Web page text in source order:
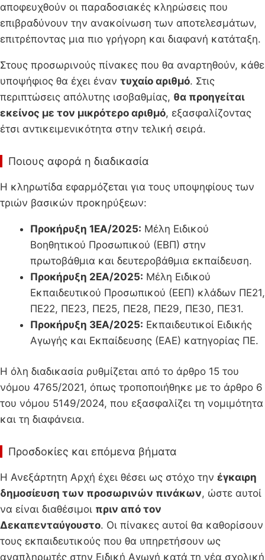
αποφευχθούν οι παραδοσιακές κληρώσεις που
επιβραδύνουν την ανακοίνωση των αποτελεσμάτων,
επιτρέποντας μια πιο γρήγορη και διαφανή κατάταξη.
Στους προσωρινούς πίνακες που θα αναρτηθούν, κάθε
υποψήφιος θα έχει έναν τυχαίο αριθμό. Στις
περιπτώσεις απόλυτης ισοβαθμίας, θα προηγείται
εκείνος με τον μικρότερο αριθμό, εξασφαλίζοντας
έτσι αντικειμενικότητα στην τελική σειρά.
Ποιους αφορά η διαδικασία
Η κληρωτίδα εφαρμόζεται για τους υποψηφίους των
τριών βασικών προκηρύξεων:
Προκήρυξη 1ΕΑ/2025: Μέλη Ειδικού
Βοηθητικού Προσωπικού (ΕΒΠ) στην
πρωτοβάθμια και δευτεροβάθμια εκπαίδευση.
Προκήρυξη 2ΕΑ/2025: Μέλη Ειδικού
Εκπαιδευτικού Προσωπικού (ΕΕΠ) κλάδων ΠΕ21,
ΠΕ22, ΠΕ23, ΠΕ25, ΠΕ28, ΠΕ29, ΠΕ30, ΠΕ31.
Προκήρυξη 3ΕΑ/2025: Εκπαιδευτικοί Ειδικής
Αγωγής και Εκπαίδευσης (ΕΑΕ) κατηγορίας ΠΕ.
Η όλη διαδικασία ρυθμίζεται από το άρθρο 15 του
νόμου 4765/2021, όπως τροποποιήθηκε με το άρθρο 6
του νόμου 5149/2024, που εξασφαλίζει τη νομιμότητα
και τη διαφάνεια.
Προσδοκίες και επόμενα βήματα
Η Ανεξάρτητη Αρχή έχει θέσει ως στόχο την έγκαιρη
δημοσίευση των προσωρινών πινάκων, ώστε αυτοί
να είναι διαθέσιμοι πριν από τον
Δεκαπενταύγουστο. Οι πίνακες αυτοί θα καθορίσουν
τους εκπαιδευτικούς που θα υπηρετήσουν ως
αναπληρωτές στην Ειδική Αγωγή κατά τη νέα σχολική